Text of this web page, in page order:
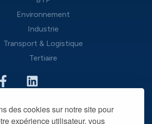
des cookies sur notre site pour
expérience utilisateur, vous
Environnement
Industrie
Transport & Logistique
Tertiaire
une équipe d’experts du recrutement et